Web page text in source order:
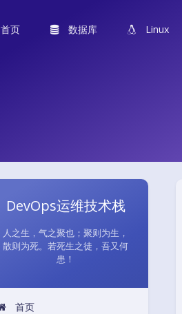
首页 数据库 Linux
DevOps运维技术栈
人之生，气之聚也；聚则为生，
散则为死。若死生之徒，吾又何
患！
首页